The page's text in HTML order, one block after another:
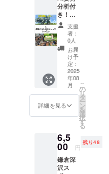
お悩み
をお持
ちでは
ないで
しょう
か？
MRSTC
ヒュー
マンコ
ンディ
ショニ
表の松
村が、
**「健
康力と
成長力
向上」
**をサ
有効期
限：
2025年
8月～
2025年
12月末
まで
になり
ます。
毎週1回
『健康
力と成
長力向
上』へ
向けて
ご提供
させて
頂きま
す。 内
容は、
施術対
応・ス
ポーツ
トレー
ニング
分析付
き！オ
ンライ
ンピラ
ティス
＆体幹
バラン
ススト
レッチ3
回体験
レッス
ン この
プログ
ラム
は、AI
析でご
自身の
体の状
態を把
握し、
支援
者：
0人
お届
け予
定：
2025
年08
月
詳細を見る
こ
の
リ
タ
ー
ン
を
選
択
す
る
6,5
00 円
残り48
鎌倉深
沢ス